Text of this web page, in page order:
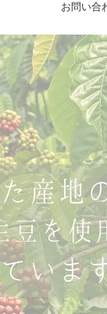
お問い合